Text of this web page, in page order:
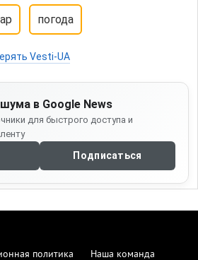
погода
Vesti-UA
в Google News
для быстрого доступа и
Подписаться
политика
Наша команда